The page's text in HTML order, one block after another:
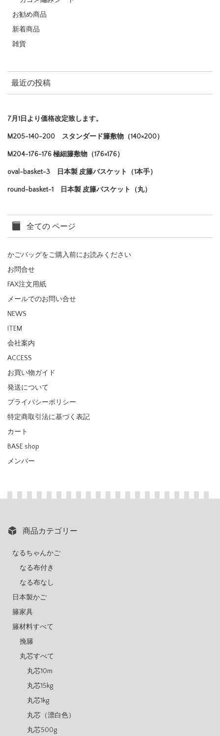
お勧め商品
新着商品
雑貨
最近の投稿
7月1日より価格改定致します。
M205-140-200 スタンダード籐敷物（140×200）
M204-176-176 極細籐敷物（176×176）
oval-basket-3 日本製 皮籐バスケット（1本手）
round-basket-1 日本製 皮籐バスケット（丸）
全ての ページ
かごバッグをご購入前にお読みください
お問合せ
FAX注文用紙
メールでのお問い合せ
NEWS
ITEM
会社案内
ACCESS
お買い物ガイド
発送について
プライバシーポリシー
特定商取引法に基づく表記
カート
BASE shop
メンバー
商品カテゴリー
なるちゃんかご
なる布付き
なる布なし
日本製かご
籐家具
籐材料すべて
挽籐
丸芯すべて
丸芯10m
丸芯15kg
丸芯1kg
丸芯（漂白色）
丸芯500g